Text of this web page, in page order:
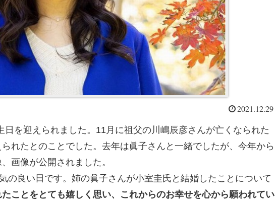
2021.12.29
日を迎えられました。11月に祖父の川嶋辰彦さんが亡くなられた
れたとのことでした。去年は眞子さんと一緒でしたが、今年から
画像が公開されました。
の良い日です。姉の眞子さんが小室圭氏と結婚したことについて
たことをとても嬉しく思い、これからのお幸せを心から願われてい